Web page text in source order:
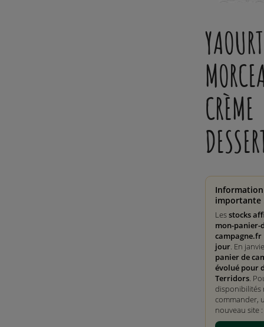
CRÈME
Information
importante
Lesstocks
mon-panier-
campagne.fr
jour. En
panier de
évolué pour
Terridors.
disponibilités
commander,
nouveau site :